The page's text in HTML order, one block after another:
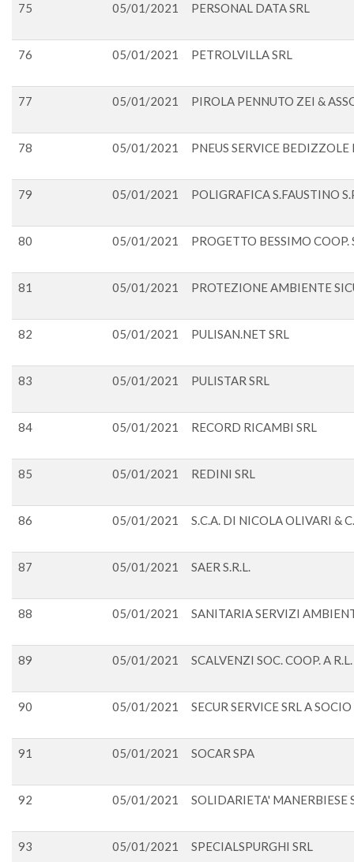
75 05/01/2021 PERSONAL DATA SRL
76 05/01/2021 PETROLVILLA SRL
77 05/01/2021 PIROLA PENNUTO ZEI &
78 05/01/2021 PNEUS SERVICE BEDIZZOLE
79 05/01/2021 POLIGRAFICA S.FAUSTINO
80 05/01/2021 PROGETTO BESSIMO COOP.
81 05/01/2021 PROTEZIONE AMBIENTE
82 05/01/2021 PULISAN.NET SRL
83 05/01/2021 PULISTAR SRL
84 05/01/2021 RECORD RICAMBI SRL
85 05/01/2021 REDINI SRL
86 05/01/2021 S.C.A. DI NICOLA OLIVARI &
87 05/01/2021 SAER S.R.L.
88 05/01/2021 SANITARIA SERVIZI
89 05/01/2021 SCALVENZI SOC. COOP. A R.L.
90 05/01/2021 SECUR SERVICE SRL A
91 05/01/2021 SOCAR SPA
92 05/01/2021 SOLIDARIETA' MANERBIESE
93 05/01/2021 SPECIALSPURGHI SRL